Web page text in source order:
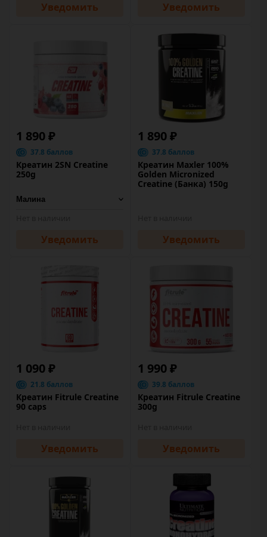
Уведомить Уведомить
1 890 ₽
37.8 баллов
Креатин 2SN Creatine
250g
Уведомить
1 890 ₽
37.8 баллов
Креатин Maxler 100%
Golden Micronized
Creatine (Банка) 150g
Уведомить
1 090 ₽
21.8 баллов
Креатин Fitrule Creatine
90 caps
Уведомить
1 990 ₽
39.8 баллов
Креатин Fitrule Creatine
300g
Уведомить